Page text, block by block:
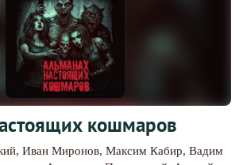
кошмаров
, Иван Миронов, Максим Кабир, Вадим